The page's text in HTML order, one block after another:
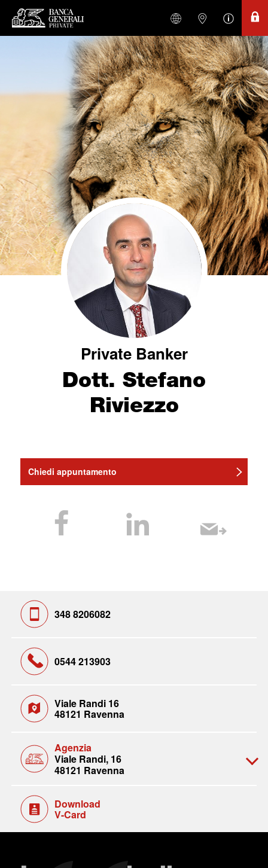
Private Banker
Dott. Stefano
Riviezzo
Chiedi appuntamento
348 8206082
0544 213903
Viale Randi 16
48121 Ravenna
Agenzia
Viale Randi, 16
48121 Ravenna
Download
V-Card